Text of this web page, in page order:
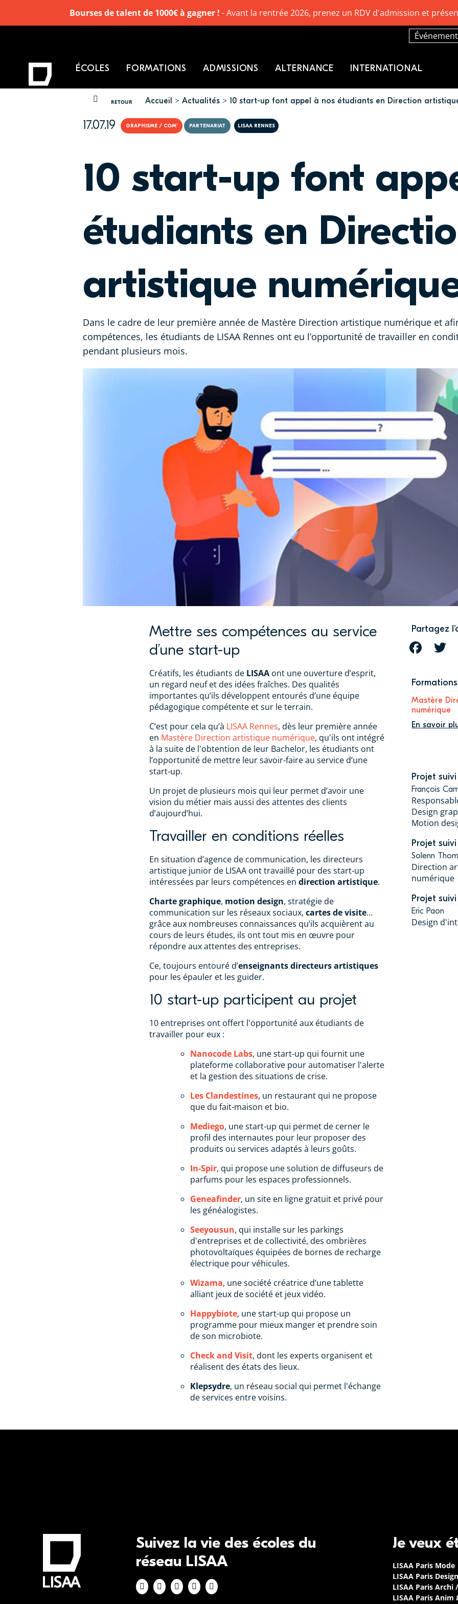
RETOUR
VOUS ÊTES ICI Accueil Actualités 10 start-up font appel à nos étudiants en Direction
17.07.19 GRAPHISME / COM' PARTENARIAT LISAA RENNES
10 start-up font
étudiants en
artistique
Dans le cadre de leur première année de Mastère Direction artistique numérique et
compétences, les étudiants de LISAA Rennes ont eu l’opportunité de travailler en
pendant plusieurs mois.
Mettre ses compétences au service
d’une start-up
Créatifs, les étudiants de LISAA ont une ouverture d’esprit,
un regard neuf et des idées fraîches. Des qualités
importantes qu’ils développent entourés d’une équipe
pédagogique compétente et sur le terrain.
C’est pour cela qu’à LISAA Rennes, dès leur première année
en Mastère Direction artistique numérique, qu'ils ont intégré
à la suite de l'obtention de leur Bachelor, les étudiants ont
l’opportunité de mettre leur savoir-faire au service d’une
start-up.
Un projet de plusieurs mois qui leur permet d’avoir une
vision du métier mais aussi des attentes des clients
d’aujourd’hui.
Travailler en conditions réelles
En situation d’agence de communication, les directeurs
artistique junior de LISAA ont travaillé pour des start-up
intéressées par leurs compétences en direction artistique.
Charte graphique, motion design, stratégie de
communication sur les réseaux sociaux, cartes de visite…
grâce aux nombreuses connaissances qu’ils acquièrent au
cours de leurs études, ils ont tout mis en œuvre pour
répondre aux attentes des entreprises.
Ce, toujours entouré d’enseignants directeurs artistiques
pour les épauler et les guider.
10 start-up participent au projet
10 entreprises ont offert l'opportunité aux étudiants de
travailler pour eux :
Nanocode Labs, une start-up qui fournit une
plateforme collaborative pour automatiser l'alerte
et la gestion des situations de crise.
Les Clandestines, un restaurant qui ne propose
que du fait-maison et bio.
Mediego, une start-up qui permet de cerner le
profil des internautes pour leur proposer des
produits ou services adaptés à leurs goûts.
In-Spir, qui propose une solution de diffuseurs de
parfums pour les espaces professionnels.
Geneafinder, un site en ligne gratuit et privé pour
les généalogistes.
Seeyousun, qui installe sur les parkings
d'entreprises et de collectivité, des ombrières
photovoltaïques équipées de bornes de recharge
électrique pour véhicules.
Wizama, une société créatrice d’une tablette
alliant jeux de société et jeux vidéo.
Happybiote, une start-up qui propose un
programme pour mieux manger et prendre soin
de son microbiote.
Check and Visit, dont les experts organisent et
réalisent des états des lieux.
Klepsydre, un réseau social qui permet l'échange
de services entre voisins.
Projet
François
Design
Motion
Projet
Solenn
Direction
numérique
Projet
Eric Paon
Design
Partagez
FACEBOOK
Mastère
numérique
En savoir
ÉCOLES FORMATIONS ADMISSIONS ALTERNANCE INTERNATIONAL
Suivez la vie des écoles du
réseau LISAA
Je veux
LISAA Paris Mode
LISAA Paris
LISAA Paris Archi
LISAA Paris Anim
Bourses de talent de 1000€ à gagner ! - Avant la rentrée 2026, prenez un RDV d'admission et